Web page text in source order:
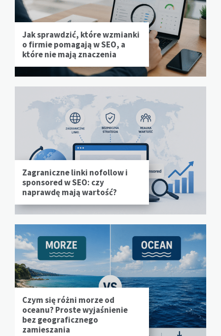
Jak sprawdzić, które wzmianki
o firmie pomagają w SEO, a
które nie mają znaczenia
Zagraniczne linki nofollow i
sponsored w SEO: czy
naprawdę mają wartość?
Czym się różni morze od
oceanu? Proste wyjaśnienie
bez geograficznego
zamieszania